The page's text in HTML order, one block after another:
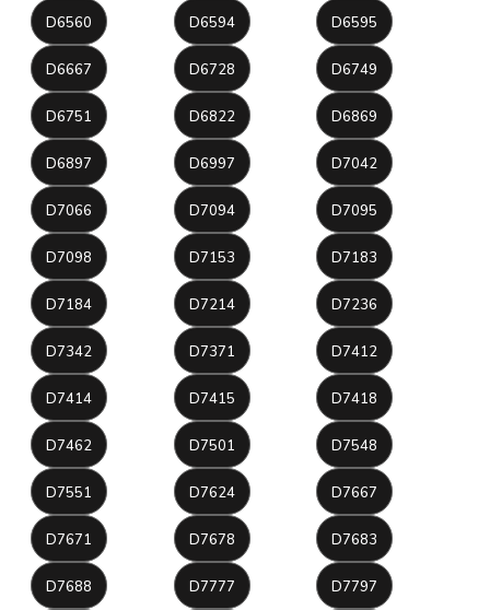
D6560 D6594 D6595
D6667 D6728 D6749
D6751 D6822 D6869
D6897 D6997 D7042
D7066 D7094 D7095
D7098 D7153 D7183
D7184 D7214 D7236
D7342 D7371 D7412
D7414 D7415 D7418
D7462 D7501 D7548
D7551 D7624 D7667
D7671 D7678 D7683
D7688 D7777 D7797